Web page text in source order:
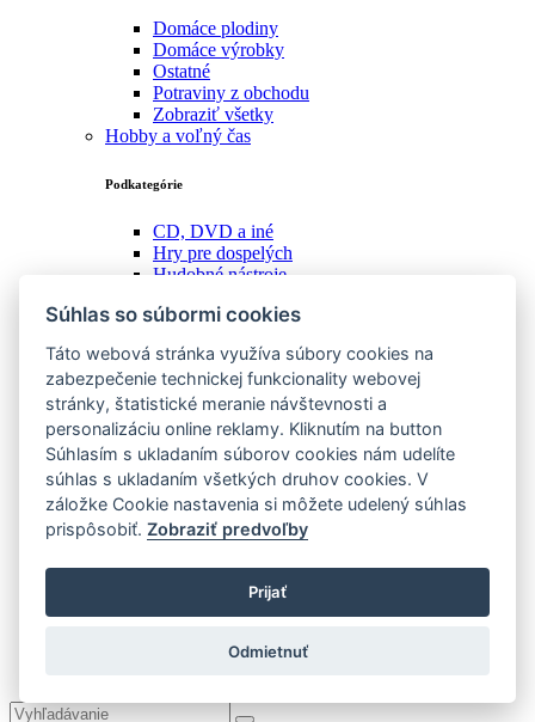
Domáce plodiny
Domáce výrobky
Ostatné
Potraviny z obchodu
Zobraziť všetky
Hobby a voľný čas
Podkategórie
CD, DVD a iné
Hry pre dospelých
Hudobné nástroje
Kurzy a školenia
Náradie
Ostatné
Spoločenské hry
Stanovanie a camping
Starožitnosti
Vstupenky
Zážitky
Zberateľstvo
Zobraziť všetky
Zobraziť všetky
Súhlas so súbormi cookies
Táto webová stránka využíva súbory cookies na
zabezpečenie technickej funkcionality webovej
stránky, štatistické meranie návštevnosti a
personalizáciu online reklamy. Kliknutím na button
Súhlasím s ukladaním súborov cookies nám udelíte
súhlas s ukladaním všetkých druhov cookies. V
záložke Cookie nastavenia si môžete udelený súhlas
prispôsobiť.Zobraziť predvoľby
Prijať
Odmietnuť